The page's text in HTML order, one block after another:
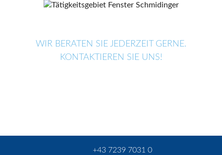
WIR BERATEN SIE JEDERZEIT GERNE.
KONTAKTIEREN SIE UNS!
+43 7239 7031 0